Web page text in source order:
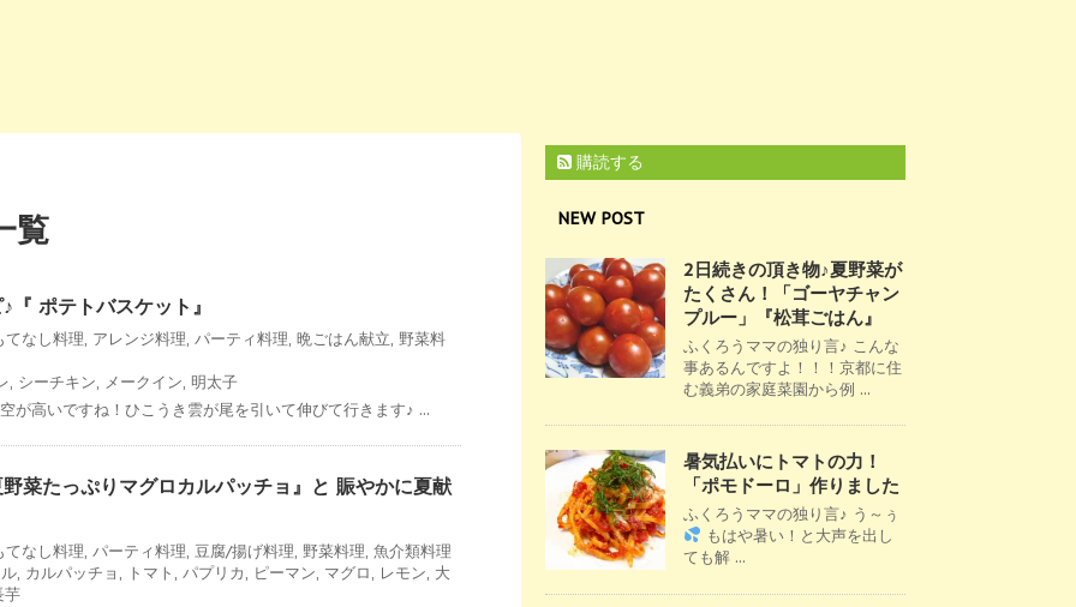
覧
『 ポテトバスケット』
てなし料理, アレンジ料理, パーティ料理, 晩ごはん献立, 野菜料
, シーチキン, メークイン, 明太子
が高いですね！ひこうき雲が尾を引いて伸びて行きます♪ ...
菜たっぷりマグロカルパッチョ』と 賑やかに夏献
てなし料理, パーティ料理, 豆腐/揚げ料理, 野菜料理, 魚介類料理
, カルパッチョ , トマト , パプリカ, ピーマン, マグロ, レモン, 大
芋
購読する
NEW POST
2日続きの頂き物♪夏野菜が
たくさん！「ゴーヤチャン
プルー」『松茸ごはん』
ふくろうママの独り言♪ こんな
事あるんですよ！！！京都に住
む義弟の家庭菜園から例 ...
暑気払いにトマトの力！
「ポモドーロ」作りました
ふくろうママの独り言♪ う～ぅ
もはや暑い！と大声を出し
ても解 ...